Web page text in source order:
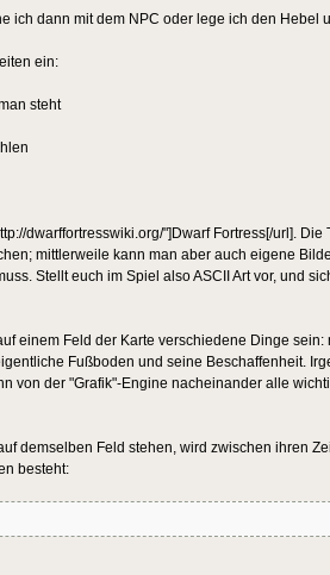
ich dann mit dem NPC oder lege ich den Hebel
ein:
steht
dwarffortresswiki.org/"]Dwarf Fortress[/url].
mittlerweile kann man aber auch eigene
Stellt euch im Spiel also ASCII Art vor, und
einem Feld der Karte verschiedene Dinge
Fußboden und seine Beschaffenheit.
von der "Grafik"-Engine nacheinander alle
demselben Feld stehen, wird zwischen ihren
besteht: